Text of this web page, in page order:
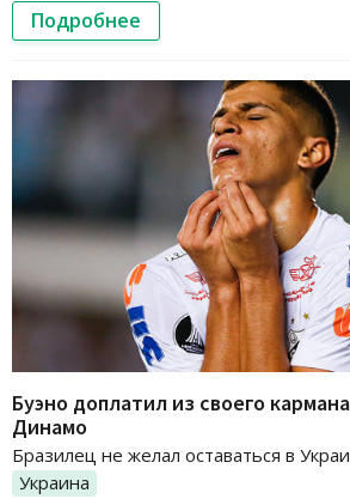
Подробнее
Буэно доплатил из своего
Динамо
Бразилец не желал оставаться в
Украина